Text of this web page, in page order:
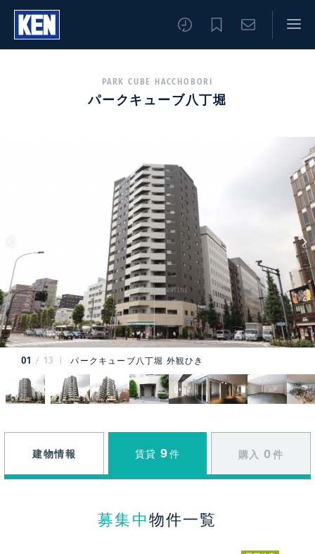
PARK CUBE HACCHOBORI
パークキューブ八丁堀
01 13 パークキューブ八丁堀 外観ひき
建物情報 賃貸 9 件 購入 0 件
募集中 物件一覧